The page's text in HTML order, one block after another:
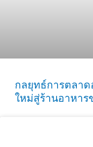
กลยุทธ์การตลา
ใหม่สู่ร้านอาหา